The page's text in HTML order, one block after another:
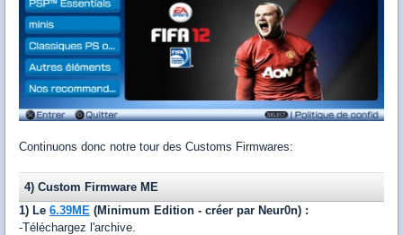
Continuons donc notre tour des Customs Firmwares:
4) Custom Firmware ME
1) Le 6.39ME (Minimum Edition - créer par Neur0n) :
-Téléchargez l'archive.